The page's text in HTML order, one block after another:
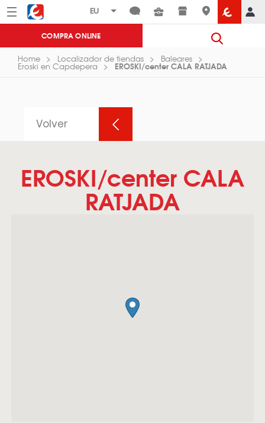
Menú Eroski
COMPRA ONLINE
Home Localizador de tiendas Baleares
Eroski en Capdepera EROSKI/center CALA RATJADA
Volver
EROSKI/center CALA
RATJADA